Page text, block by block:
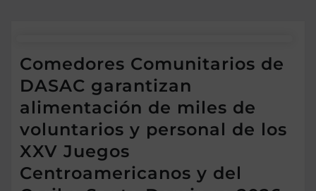
Comedores Comunitarios de
DASAC garantizan
alimentación de miles de
voluntarios y personal de los
XXV Juegos
Centroamericanos y del